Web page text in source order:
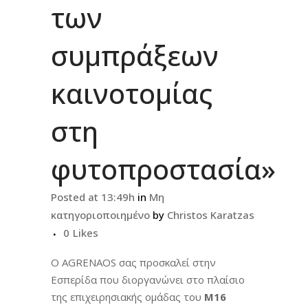
των
συμπράξεων
καινοτομίας
στη
φυτοπροστασία»
Posted at 13:49h in Μη
κατηγοριοποιημένο by Christos Karatzas
0 Likes
O AGRENAOS σας προσκαλεί στην
Εσπερίδα που διοργανώνει στο πλαίσιο
της επιχειρησιακής ομάδας του Μ16